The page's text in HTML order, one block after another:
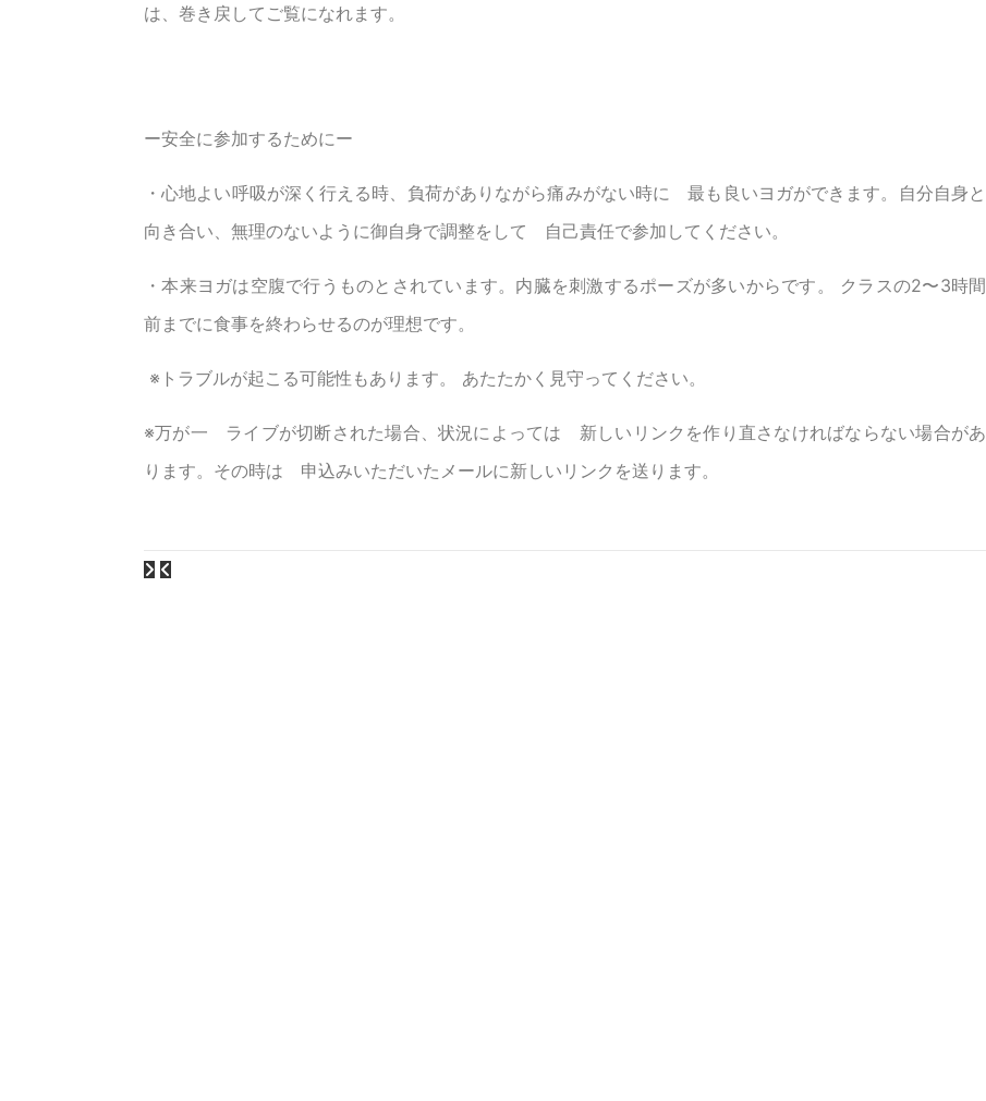
は、巻き戻してご覧になれます。
ー安全に参加するためにー
・心地よい呼吸が深く行える時、負荷がありながら痛みがない時に 最も良いヨガができます。自分自身と
向き合い、無理のないように御自身で調整をして 自己責任で参加してください。
・本来ヨガは空腹で行うものとされています。内臓を刺激するポーズが多いからです。 クラスの2〜3時間
前までに食事を終わらせるのが理想です。
※トラブルが起こる可能性もあります。 あたたかく見守ってください。
※万が一 ライブが切断された場合、状況によっては 新しいリンクを作り直さなければならない場合があ
ります。その時は 申込みいただいたメールに新しいリンクを送ります。